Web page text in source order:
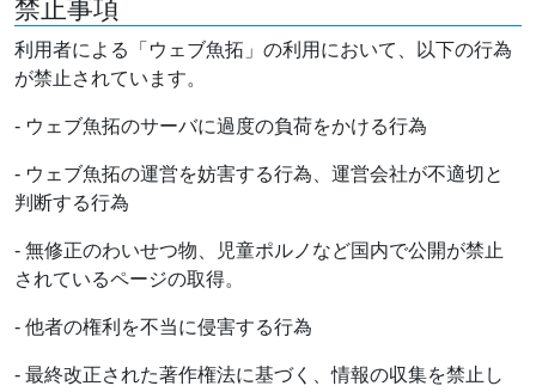
禁止事項
利用者による「ウェブ魚拓」の利用において、以下の行為
が禁止されています。
- ウェブ魚拓のサーバに過度の負荷をかける行為
- ウェブ魚拓の運営を妨害する行為、運営会社が不適切と
判断する行為
- 無修正のわいせつ物、児童ポルノなど国内で公開が禁止
されているページの取得。
- 他者の権利を不当に侵害する行為
- 最終改正された著作権法に基づく、情報の収集を禁止し